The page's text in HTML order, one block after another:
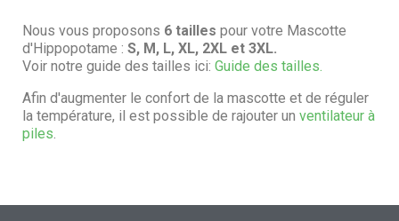
Nous vous proposons 6 tailles pour votre Mascotte
d'Hippopotame : S, M, L, XL, 2XL et 3XL.
Voir notre guide des tailles ici: Guide des tailles.
Afin d'augmenter le confort de la mascotte et de réguler
la température, il est possible de rajouter un ventilateur à
piles.